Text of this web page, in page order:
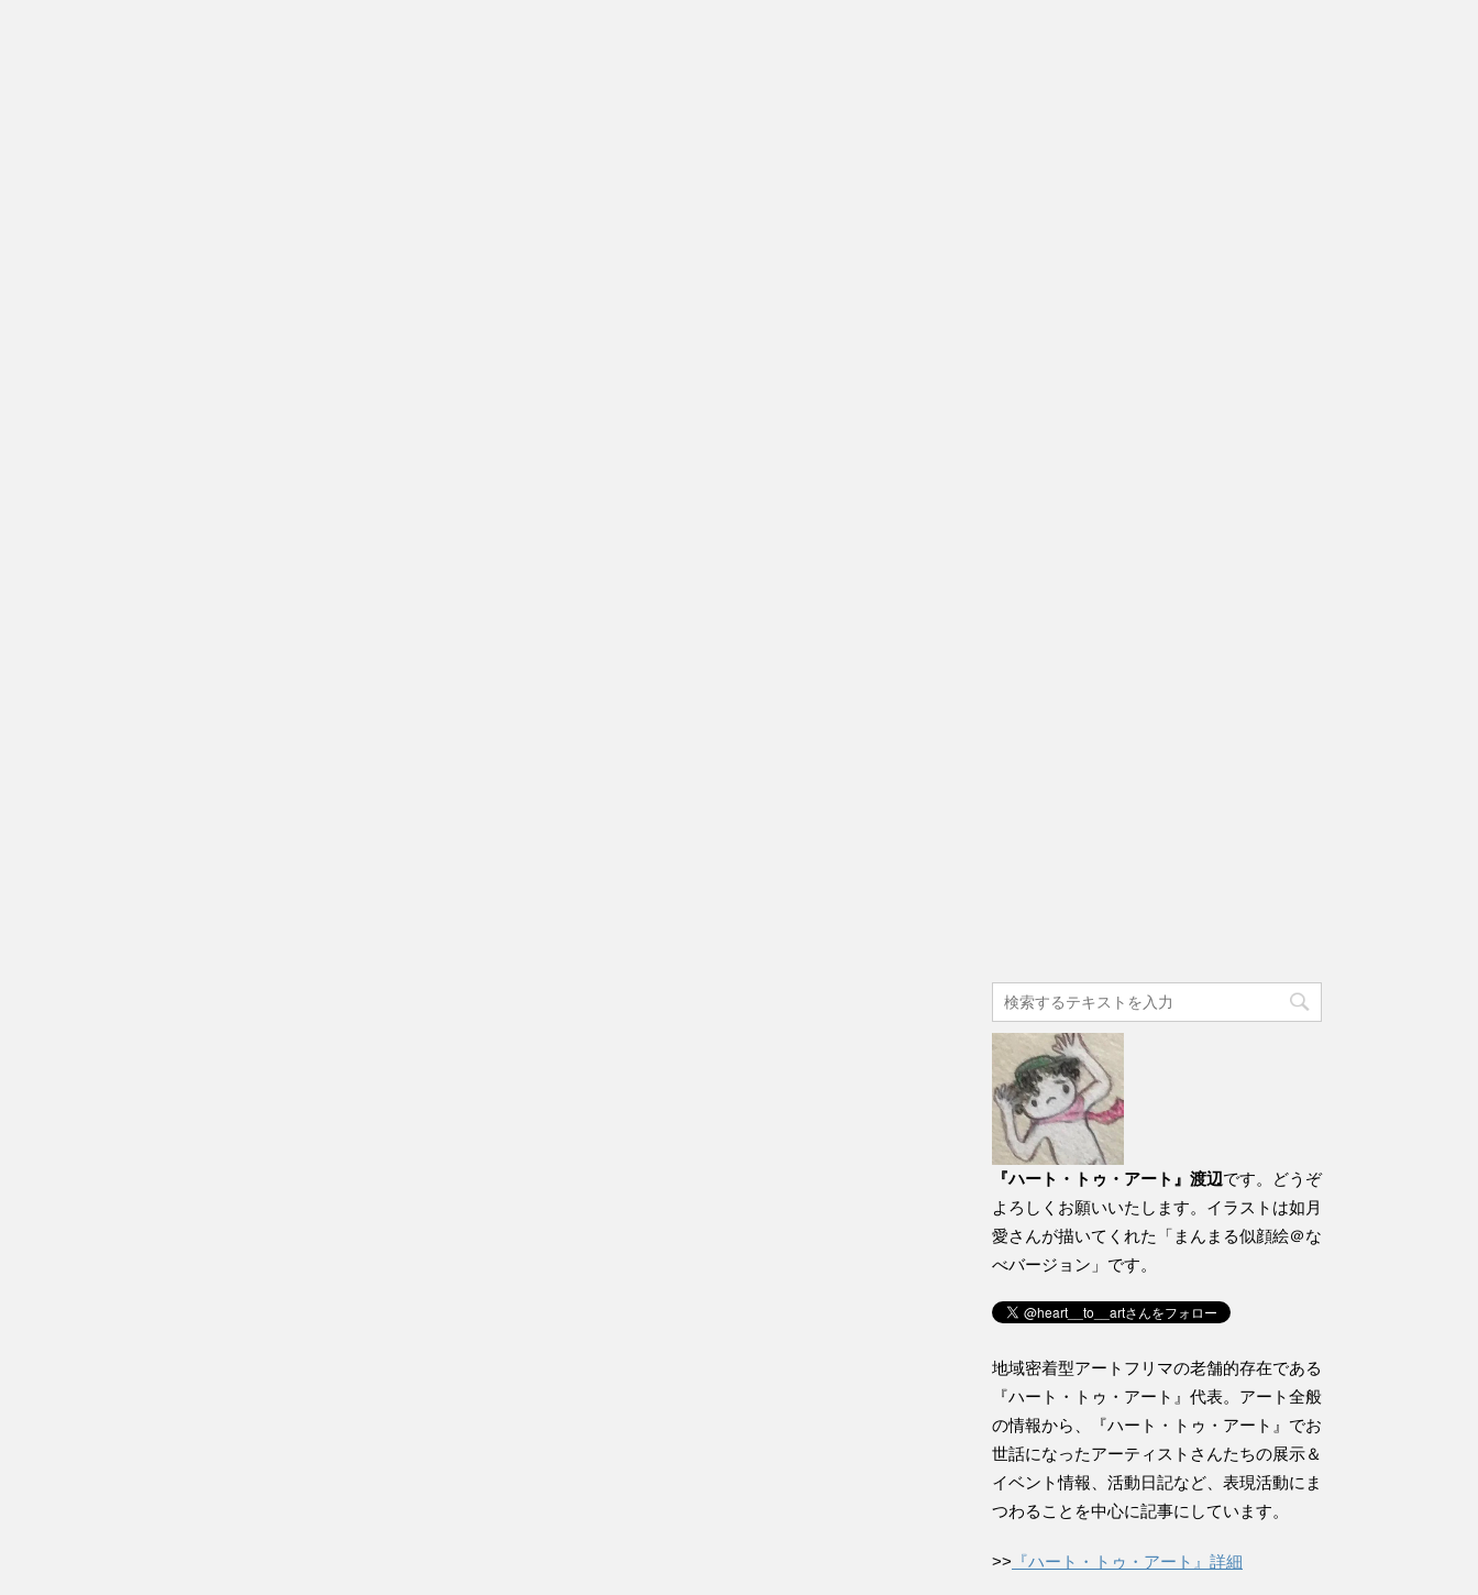
『ハート・トゥ・アート』渡辺です。どうぞ
よろしくお願いいたします。イラストは如月
愛さんが描いてくれた「まんまる似顔絵＠な
べバージョン」です。
地域密着型アートフリマの老舗的存在である
『ハート・トゥ・アート』代表。アート全般
の情報から、『ハート・トゥ・アート』でお
世話になったアーティストさんたちの展示＆
イベント情報、活動日記など、表現活動にま
つわることを中心に記事にしています。
>> 『ハート・トゥ・アート』詳細